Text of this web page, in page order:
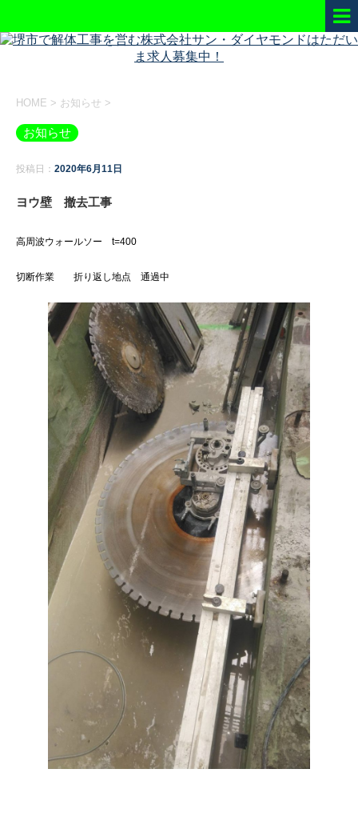
HOME > お知らせ >
お知らせ
投稿日： 2020年6月11日
ヨウ壁 撤去工事
高周波ウォールソー t=400
切断作業 折り返し地点 通過中